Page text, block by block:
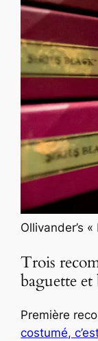
Ollivander’s
Trois
baguette et
Première
costumé,